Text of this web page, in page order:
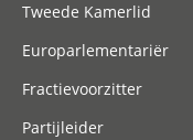
Tweede Kamerlid
Europarlementariër
Fractievoorzitter
Partijleider